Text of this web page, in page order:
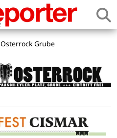
Osterrock Grube